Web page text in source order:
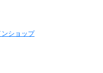
ショップ